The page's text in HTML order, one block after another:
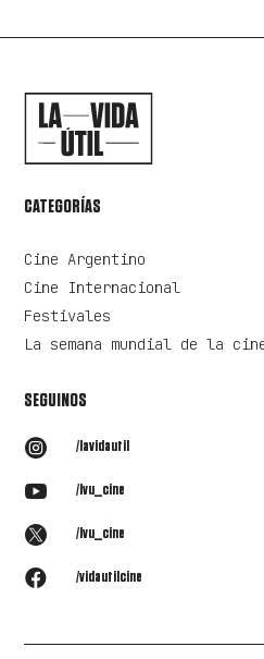
CATEGORÍAS
Cine Argentino
Cine Internacional
Festivales
La semana mundial de la
SEGUINOS
 /lavidautil
 /lvu_cine
 /lvu_cine
 /vidautilcine